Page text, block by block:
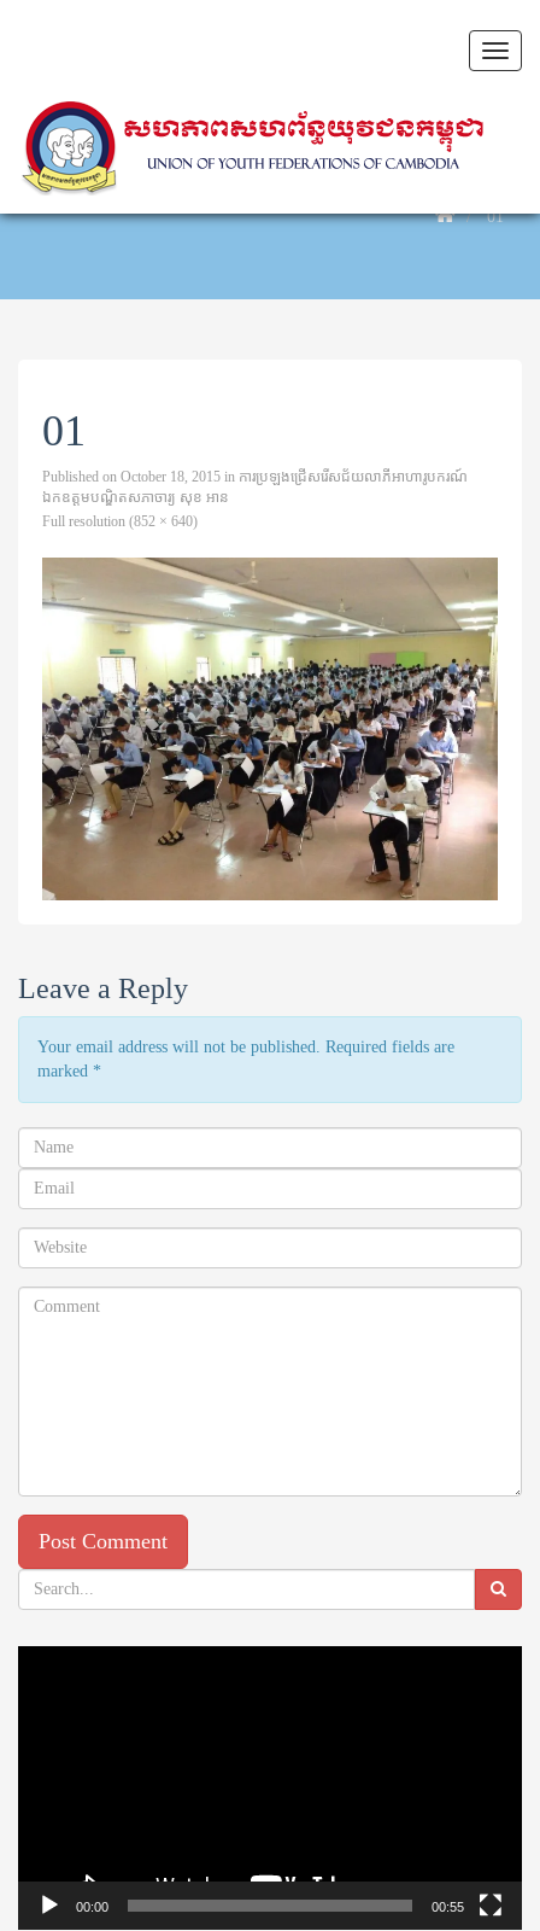
Toggle
01
01
Published on October 18, 2015 in ការប្រឡងជ្រើសរើសជ័យលាភីអាហារូបករណ៍
ឯកឧត្តមបណ្ឌិតសភាចារ្យ សុខ អាន
Full resolution (852 × 640)
Leave a Reply
Your email address will not be published. Required fields are
marked *
00:00 00:55